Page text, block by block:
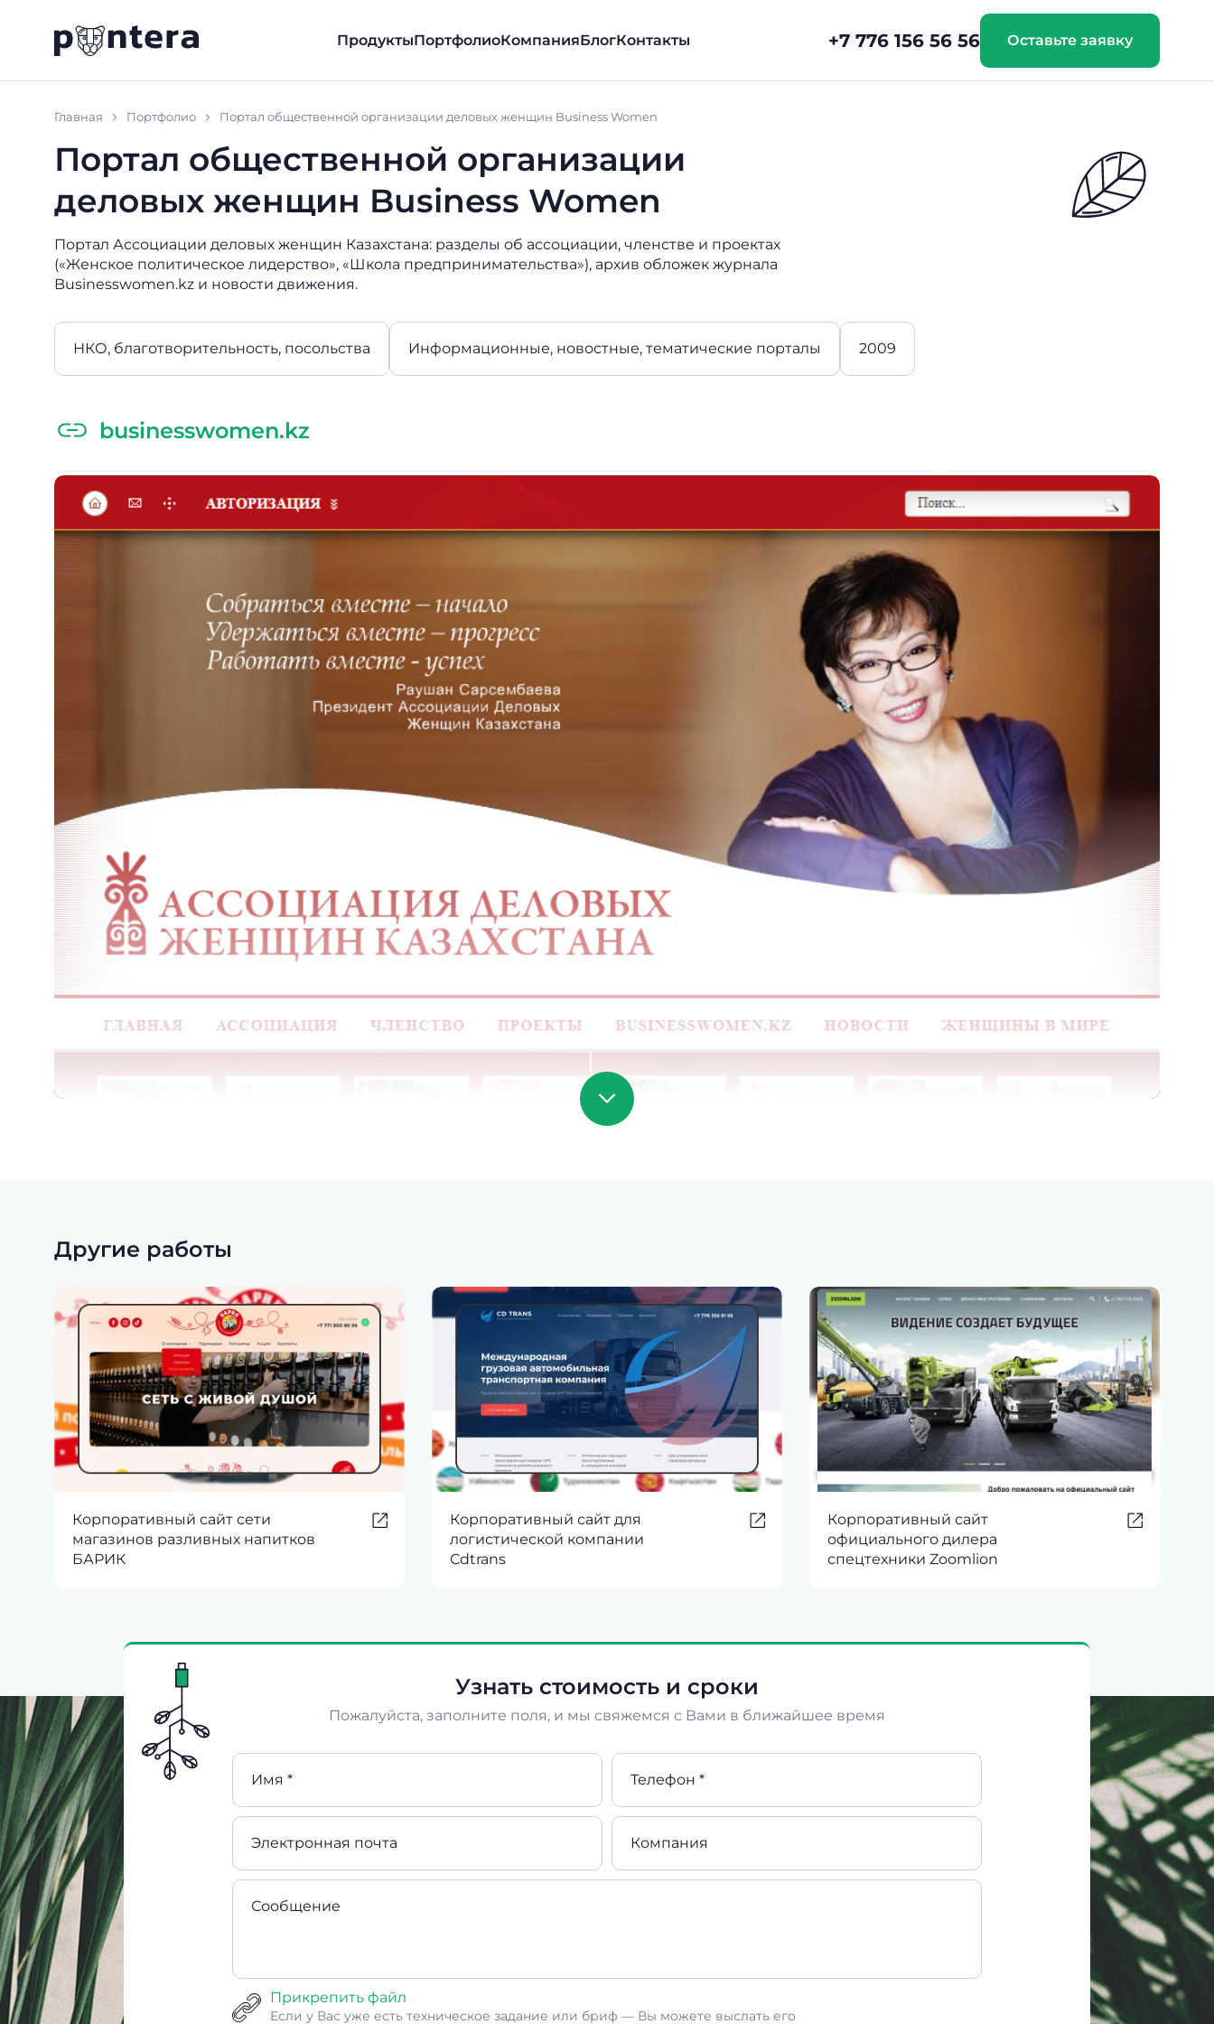
ПродуктыПортфолиоКомпанияБлогКонтакты +7 776 156 56 56 Оставьте заявку
Главная Портфолио Портал общественной организации деловых женщин Business Women
Портал общественной организации
деловых женщин Business Women
Портал Ассоциации деловых женщин Казахстана: разделы об ассоциации, членстве и проектах
(«Женское политическое лидерство», «Школа предпринимательства»), архив обложек журнала
Businesswomen.kz и новости движения.
НКО, благотворительность, посольства Информационные, новостные, тематические порталы 2009
businesswomen.kz
Другие работы
Корпоративный сайт сети
магазинов разливных напитков
БАРИК
Корпоративный сайт для
логистической компании
Cdtrans
Корпоративный сайт
официального дилера
спецтехники Zoomlion
Узнать стоимость и сроки
Пожалуйста, заполните поля, и мы свяжемся с Вами в ближайшее время
Имя * Телефон *
Электронная почта Компания
Сообщение
Прикрепить файл
Если у Вас уже есть техническое задание или бриф — Вы можете выслать его